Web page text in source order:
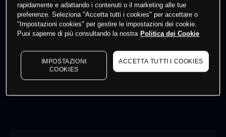
Log into see latest market data
rapidamente e adattando i contenuti o il marketing alle tue
preferenze. Seleziona "Accetta tutti i cookies" per accettare o
"Impostazioni cookies" per gestire le impostazioni dei cookie.
Puoi saperne di più consultando la nostra Politica dei Cookie
IMPOSTAZIONI
COOKIES
ACCETTA TUTTI I COOKIES